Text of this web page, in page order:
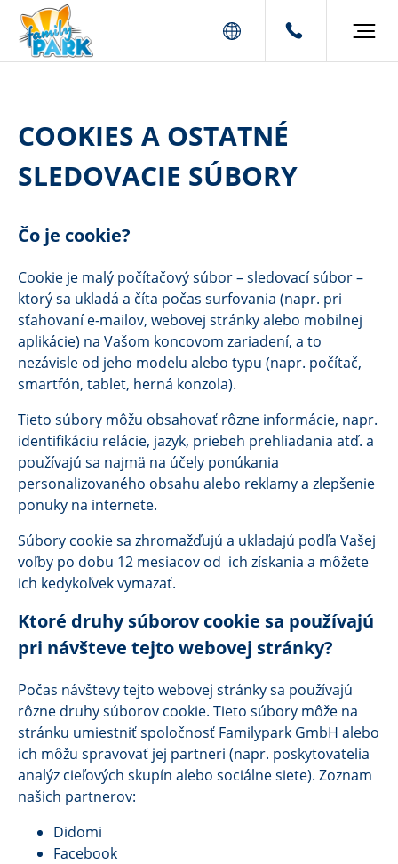
COOKIES A OSTATNÉ
SLEDOVACIE SÚBORY
Čo je cookie?
Cookie je malý počítačový súbor – sledovací súbor –
ktorý sa ukladá a číta počas surfovania (napr. pri
sťahovaní e-mailov, webovej stránky alebo mobilnej
aplikácie) na Vašom koncovom zariadení, a to
nezávisle od jeho modelu alebo typu (napr. počítač,
smartfón, tablet, herná konzola).
Tieto súbory môžu obsahovať rôzne informácie, napr.
identifikáciu relácie, jazyk, priebeh prehliadania atď. a
používajú sa najmä na účely ponúkania
personalizovaného obsahu alebo reklamy a zlepšenie
ponuky na internete.
Súbory cookie sa zhromažďujú a ukladajú podľa Vašej
voľby po dobu 12 mesiacov od ich získania a môžete
ich kedykoľvek vymazať.
Ktoré druhy súborov cookie sa používajú
pri návšteve tejto webovej stránky?
Počas návštevy tejto webovej stránky sa používajú
rôzne druhy súborov cookie. Tieto súbory môže na
stránku umiestniť spoločnosť Familypark GmbH alebo
ich môžu spravovať jej partneri (napr. poskytovatelia
analýz cieľových skupín alebo sociálne siete). Zoznam
našich partnerov:
Didomi
Facebook